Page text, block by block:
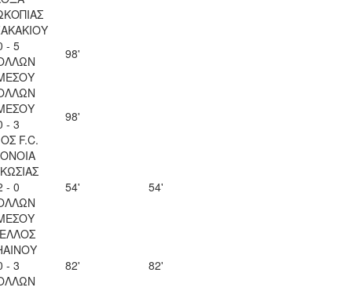
- 5
98'
- 3
F.C.
98'
- 0
54' 54'
- 3
82' 82'